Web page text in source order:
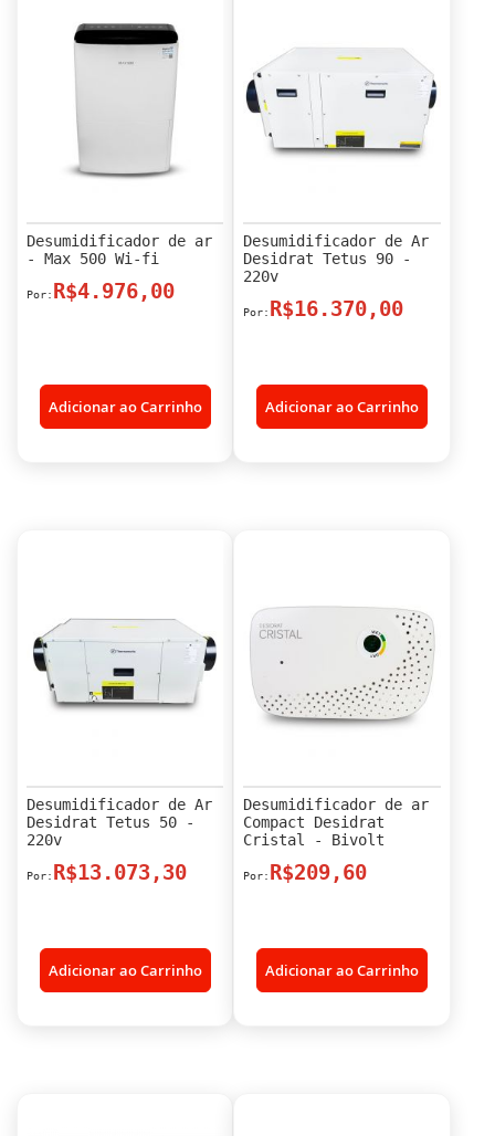
Desumidificador de ar
- Max 500 Wi-fi
R$4.976,00
Adicionar ao Carrinho
Desumidificador de Ar
Desidrat Tetus 90 -
220v
R$16.370,00
Adicionar ao Carrinho
Desumidificador de Ar
Desidrat Tetus 50 -
220v
R$13.073,30
Adicionar ao Carrinho
Desumidificador de ar
Compact Desidrat
Cristal - Bivolt
R$209,60
Adicionar ao Carrinho